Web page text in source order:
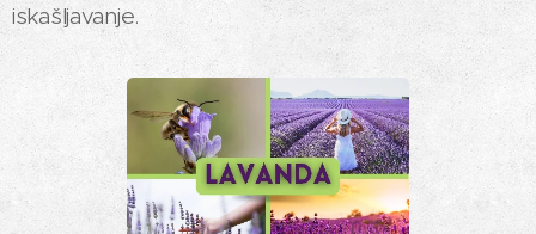
iskašljavanje.